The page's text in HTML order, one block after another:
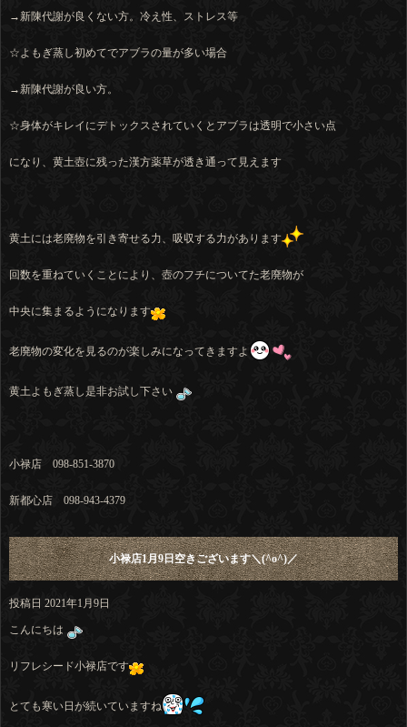
→新陳代謝が良くない方。冷え性、ストレス等
☆よもぎ蒸し初めてでアブラの量が多い場合
→新陳代謝が良い方。
☆身体がキレイにデトックスされていくとアブラは透明で小さい点
になり、黄土壺に残った漢方薬草が透き通って見えます
黄土には老廃物を引き寄せる力、吸収する力があります
回数を重ねていくことにより、壺のフチについてた老廃物が
中央に集まるようになります
老廃物の変化を見るのが楽しみになってきますよ
黄土よもぎ蒸し是非お試し下さい
小禄店 098-851-3870
新都心店 098-943-4379
小禄店1月9日空きございます＼(^o^)／
投稿日 2021年1月9日
こんにちは
リフレシード小禄店です
とても寒い日が続いていますね